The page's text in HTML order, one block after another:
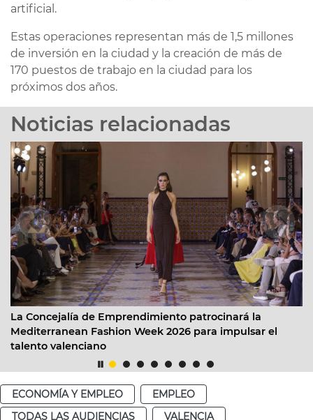
artificial.
Estas operaciones representan más de 1,5 millones
de inversión en la ciudad y la creación de más de
170 puestos de trabajo en la ciudad para los
próximos dos años.
Noticias relacionadas
de Emprendimiento patrocinará la
Fashion Week 2026 para impulsar el
valenciano
ECONOMÍA Y EMPLEO
EMPLEO
TODAS LAS AUDIENCIAS
VALENCIA